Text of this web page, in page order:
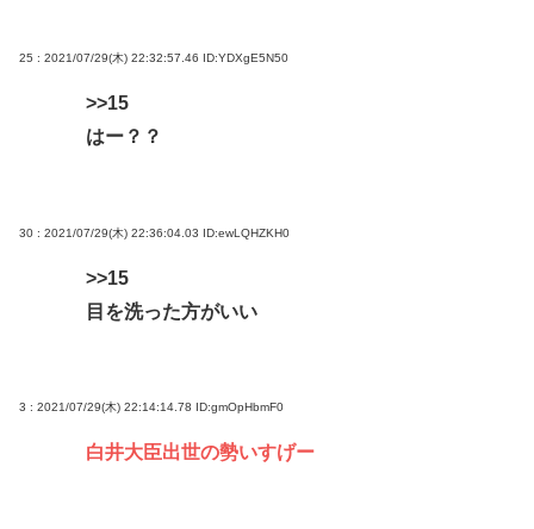
25 : 2021/07/29(木) 22:32:57.46 ID:YDXgE5N50
>>15
はー？？
30 : 2021/07/29(木) 22:36:04.03 ID:ewLQHZKH0
>>15
目を洗った方がいい
3 : 2021/07/29(木) 22:14:14.78 ID:gmOpHbmF0
白井大臣出世の勢いすげー